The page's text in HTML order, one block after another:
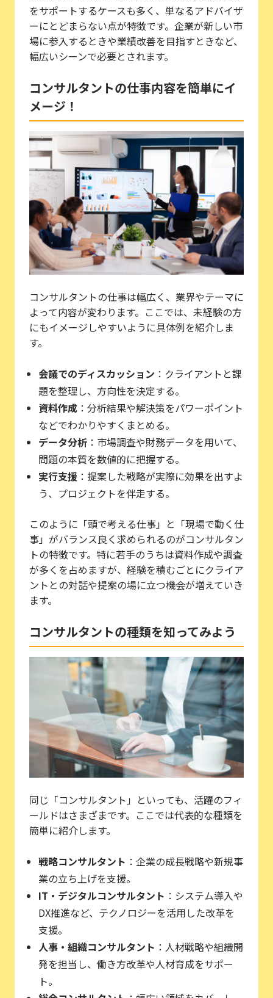
をサポートするケースも多く、単なるアドバイザ
ーにとどまらない点が特徴です。企業が新しい市
場に参入するときや業績改善を目指すときなど、
幅広いシーンで必要とされます。
コンサルタントの仕事内容を簡単にイ
メージ！
コンサルタントの仕事は幅広く、業界やテーマに
よって内容が変わります。ここでは、未経験の方
にもイメージしやすいように具体例を紹介しま
す。
会議でのディスカッション ：クライアントと課
題を整理し、方向性を決定する。
資料作成 ：分析結果や解決策をパワーポイント
などでわかりやすくまとめる。
データ分析 ：市場調査や財務データを用いて、
問題の本質を数値的に把握する。
実行支援 ：提案した戦略が実際に効果を出すよ
う、プロジェクトを伴走する。
このように「頭で考える仕事」と「現場で動く仕
事」がバランス良く求められるのがコンサルタン
トの特徴です。特に若手のうちは資料作成や調査
が多くを占めますが、経験を積むごとにクライア
ントとの対話や提案の場に立つ機会が増えていき
ます。
コンサルタントの種類を知ってみよう
同じ「コンサルタント」といっても、活躍のフィ
ールドはさまざまです。ここでは代表的な種類を
簡単に紹介します。
戦略コンサルタント ：企業の成長戦略や新規事
業の立ち上げを支援。
IT・デジタルコンサルタント ：システム導入や
DX推進など、テクノロジーを活用した改革を
支援。
人事・組織コンサルタント ：人材戦略や組織開
発を担当し、働き方改革や人材育成をサポー
ト。